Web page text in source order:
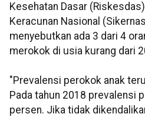
Kesehatan Dasar
Keracunan Nasional
menyebutkan ada 3 dari 4
merokok di usia kurang dari
"Prevalensi perokok anak
Pada tahun 2018 prevalensi
persen. Jika tidak